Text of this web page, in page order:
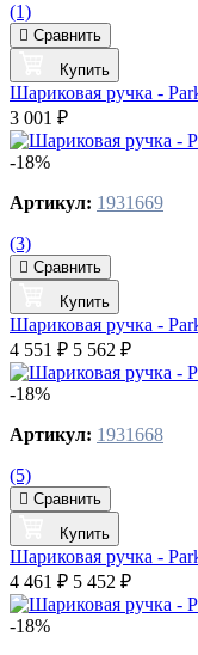
(1)
Сравнить
Купить
Шариковая ручка -
3 001 ₽
-18%
Артикул: 1931669
(3)
Сравнить
Купить
Шариковая ручка -
4 551 ₽ 5 562 ₽
-18%
Артикул: 1931668
(5)
Сравнить
Купить
Шариковая ручка -
4 461 ₽ 5 452 ₽
-18%